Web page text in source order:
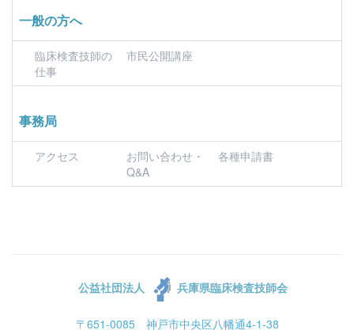
一般の方へ
臨床検査技師の
仕事
市民公開講座
事務局
アクセス
お問い合わせ・
Q&A
各種申請書
公益社団法人 兵庫県臨床検査技師会
〒651-0085 神戸市中央区八幡通4-1-38